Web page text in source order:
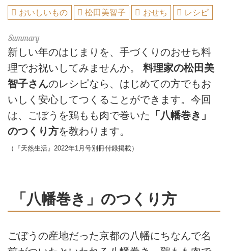
おいしいもの 松田美智子 おせち レシピ
新しい年のはじまりを、手づくりのおせち料
理でお祝いしてみませんか。 料理家の松田美
智子さんのレシピなら、はじめての方でもお
いしく安心してつくることができます。今回
は、ごぼうを鶏もも肉で巻いた 「八幡巻き」
のつくり方を教わります。
（『天然生活』2022年1月号別冊付録掲載）
「八幡巻き」のつくり方
ごぼうの産地だった京都の八幡にちなんで名